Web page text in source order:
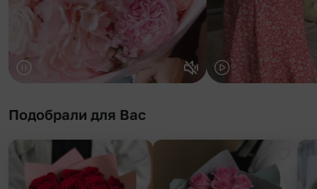
Подобрали для Вас
Добавить в избранное